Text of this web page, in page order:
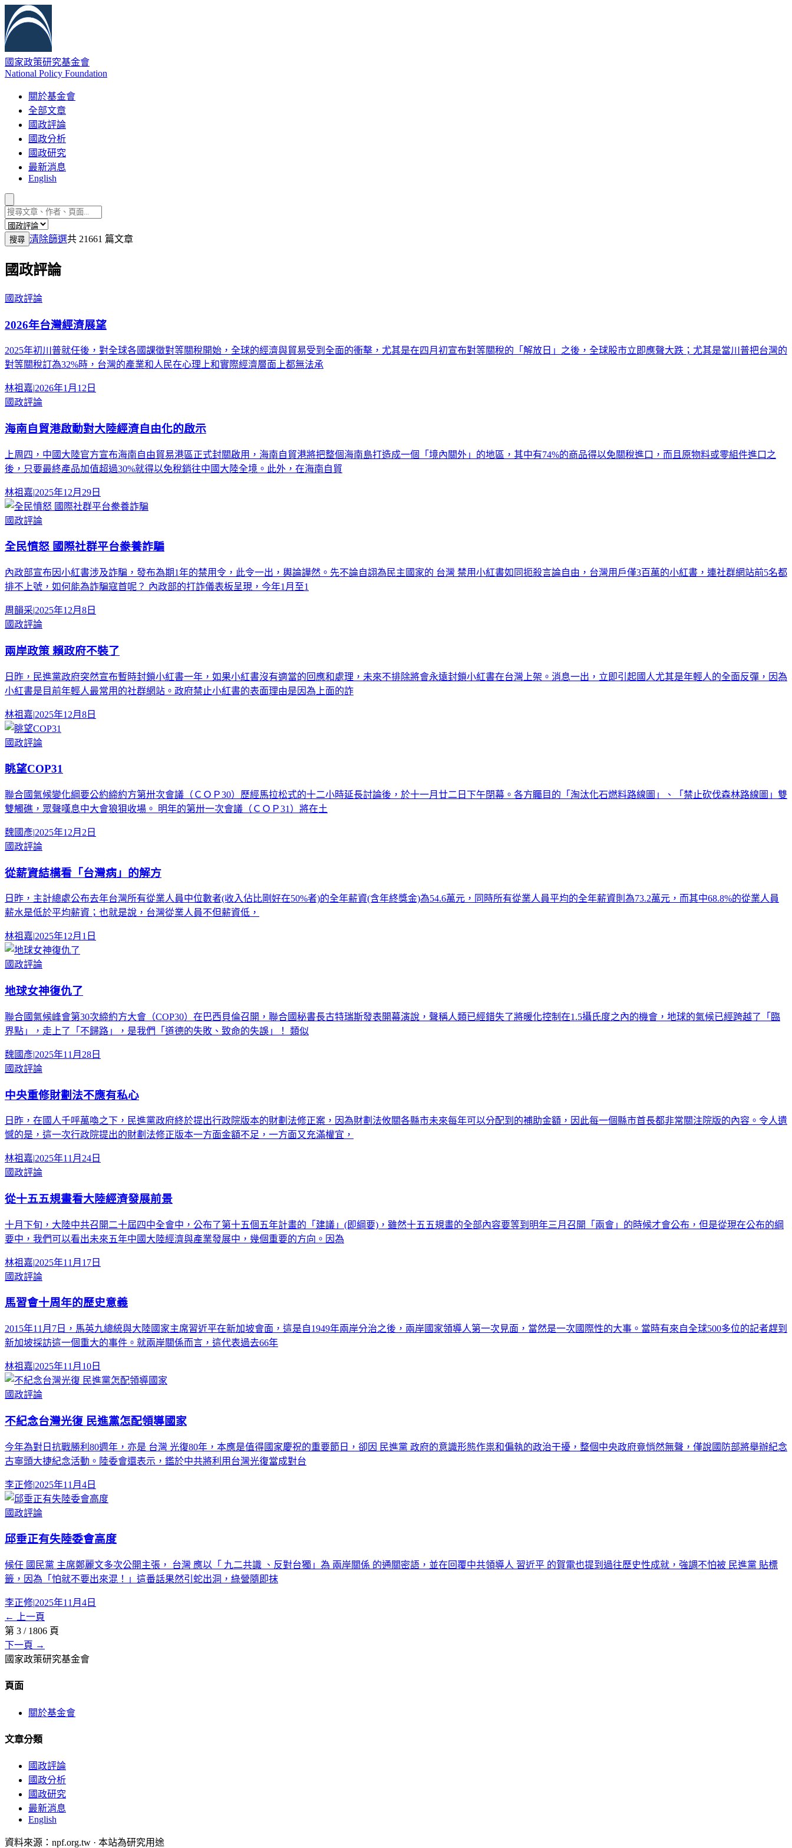
國家政策研究基金會
National Policy Foundation
關於基金會
全部文章
國政評論
國政分析
國政研究
最新消息
English
搜尋 清除篩選共 21661 篇文章
國政評論
國政評論
2026年台灣經濟展望
2025年初川普就任後，對全球各國課徵對等關稅開始，全球的經濟與貿易受到全面的衝擊，尤其是在四月初宣布對等關稅的「解放日」之後，全球股市立即應聲大跌；尤其是當川普把台灣的
對等關稅訂為32%時，台灣的產業和人民在心理上和實際經濟層面上都無法承
林祖嘉|2026年1月12日
國政評論
海南自貿港啟動對大陸經濟自由化的啟示
上周四，中國大陸官方宣布海南自由貿易港區正式封關啟用，海南自貿港將把整個海南島打造成一個「境內關外」的地區，其中有74%的商品得以免關稅進口，而且原物料或零組件進口之
後，只要最終產品加值超過30%就得以免稅銷往中國大陸全境。此外，在海南自貿
林祖嘉|2025年12月29日
國政評論
全民憤怒 國際社群平台豢養詐騙
內政部宣布因小紅書涉及詐騙，發布為期1年的禁用令，此令一出，輿論譁然。先不論自詡為民主國家的 台灣 禁用小紅書如同扼殺言論自由，台灣用戶僅3百萬的小紅書，連社群網站前5名都
排不上號，如何能為詐騙寇首呢？ 內政部的打詐儀表板呈現，今年1月至1
周韻采|2025年12月8日
國政評論
兩岸政策 賴政府不裝了
日昨，民進黨政府突然宣布暫時封鎖小紅書一年，如果小紅書沒有適當的回應和處理，未來不排除將會永遠封鎖小紅書在台灣上架。消息一出，立即引起國人尤其是年輕人的全面反彈，因為
小紅書是目前年輕人最常用的社群網站。政府禁止小紅書的表面理由是因為上面的詐
林祖嘉|2025年12月8日
國政評論
眺望COP31
聯合國氣候變化綱要公約締約方第卅次會議（ＣＯＰ30）歷經馬拉松式的十二小時延長討論後，於十一月廿二日下午閉幕。各方矚目的「淘汰化石燃料路線圖」、「禁止砍伐森林路線圖」雙
雙觸礁，眾聲嘆息中大會狼狽收場。 明年的第卅一次會議（ＣＯＰ31）將在土
魏國彥|2025年12月2日
國政評論
從薪資結構看「台灣病」的解方
日昨，主計總處公布去年台灣所有從業人員中位數者(收入佔比剛好在50%者)的全年薪資(含年終獎金)為54.6萬元，同時所有從業人員平均的全年薪資則為73.2萬元，而其中68.8%的從業人員
薪水是低於平均薪資；也就是說，台灣從業人員不但薪資低，
林祖嘉|2025年12月1日
國政評論
地球女神復仇了
聯合國氣候峰會第30次締約方大會（COP30）在巴西貝倫召開，聯合國秘書長古特瑞斯發表開幕演說，聲稱人類已經錯失了將暖化控制在1.5攝氏度之內的機會，地球的氣候已經跨越了「臨
界點」，走上了「不歸路」，是我們「道德的失敗、致命的失誤」！ 類似
魏國彥|2025年11月28日
國政評論
中央重修財劃法不應有私心
日昨，在國人千呼萬喚之下，民進黨政府終於提出行政院版本的財劃法修正案，因為財劃法攸關各縣市未來每年可以分配到的補助金額，因此每一個縣市首長都非常關注院版的內容。令人遺
憾的是，這一次行政院提出的財劃法修正版本一方面金額不足，一方面又充滿權宜，
林祖嘉|2025年11月24日
國政評論
從十五五規畫看大陸經濟發展前景
十月下旬，大陸中共召開二十屆四中全會中，公布了第十五個五年計畫的「建議」(即綱要)，雖然十五五規畫的全部內容要等到明年三月召開「兩會」的時候才會公布，但是從現在公布的綱
要中，我們可以看出未來五年中國大陸經濟與產業發展中，幾個重要的方向。因為
林祖嘉|2025年11月17日
國政評論
馬習會十周年的歷史意義
2015年11月7日，馬英九總統與大陸國家主席習近平在新加坡會面，這是自1949年兩岸分治之後，兩岸國家領導人第一次見面，當然是一次國際性的大事。當時有來自全球500多位的記者趕到
新加坡採訪這一個重大的事件。就兩岸關係而言，這代表過去66年
林祖嘉|2025年11月10日
國政評論
不紀念台灣光復 民進黨怎配領導國家
今年為對日抗戰勝利80週年，亦是 台灣 光復80年，本應是值得國家慶祝的重要節日，卻因 民進黨 政府的意識形態作祟和偏執的政治干擾，整個中央政府竟悄然無聲，僅說國防部將舉辦紀念
古寧頭大捷紀念活動。陸委會還表示，鑑於中共將利用台灣光復當成對台
李正修|2025年11月4日
國政評論
邱垂正有失陸委會高度
候任 國民黨 主席鄭麗文多次公開主張， 台灣 應以「 九二共識 、反對台獨」為 兩岸關係 的通關密語，並在回覆中共領導人 習近平 的賀電也提到過往歷史性成就，強調不怕被 民進黨 貼標
籤，因為「怕就不要出來混！」這番話果然引蛇出洞，綠營隨即抹
李正修|2025年11月4日
← 上一頁
第 3 / 1806 頁
下一頁 →
國家政策研究基金會
頁面
關於基金會
文章分類
國政評論
國政分析
國政研究
最新消息
English
資料來源：npf.org.tw · 本站為研究用途